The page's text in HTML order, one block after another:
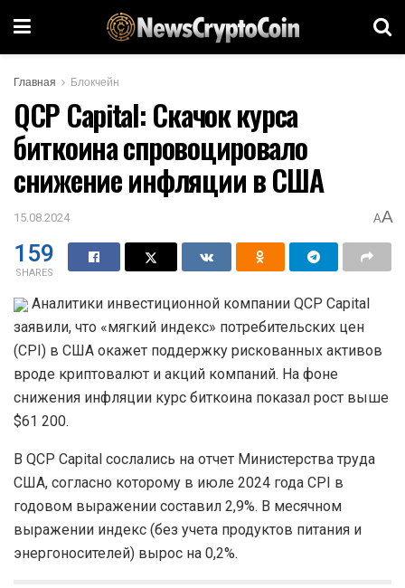
Главная Блокчейн
QCP Capital: Скачок курса
биткоина спровоцировало
снижение инфляции в США
15.08.2024 AA
159
SHARES
Аналитики инвестиционной компании QCP Capital
заявили, что «мягкий индекс» потребительских цен
(CPI) в США окажет поддержку рискованных активов
вроде криптовалют и акций компаний. На фоне
снижения инфляции курс биткоина показал рост выше
$61 200.
В QCP Capital сослались на отчет Министерства труда
США, согласно которому в июле 2024 года CPI в
годовом выражении составил 2,9%. В месячном
выражении индекс (без учета продуктов питания и
энергоносителей) вырос на 0,2%.